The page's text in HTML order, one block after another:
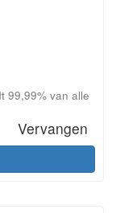
99,99% van alle
Vervangen